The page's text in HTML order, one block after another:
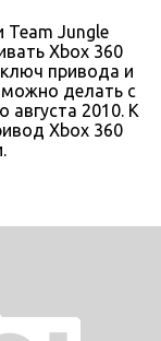
Team Jungle
Xbox 360
привода и
делать с
августа 2010. К
Xbox 360